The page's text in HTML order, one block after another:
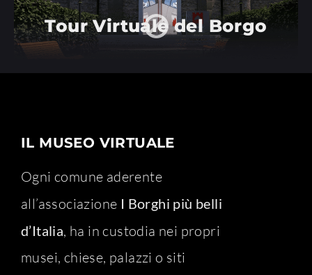
Tour Virtuale del Borgo
IL MUSEO VIRTUALE
Ogni comune aderente
all’associazione I Borghi più belli
d’Italia, ha in custodia nei propri
musei, chiese, palazzi o siti